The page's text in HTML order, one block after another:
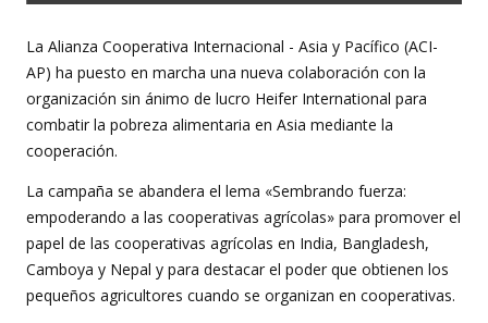
La Alianza Cooperativa Internacional - Asia y Pacífico (ACI-
AP) ha puesto en marcha una nueva colaboración con la
organización sin ánimo de lucro Heifer International para
combatir la pobreza alimentaria en Asia mediante la
cooperación.
La campaña se abandera el lema «Sembrando fuerza:
empoderando a las cooperativas agrícolas» para promover el
papel de las cooperativas agrícolas en India, Bangladesh,
Camboya y Nepal y para destacar el poder que obtienen los
pequeños agricultores cuando se organizan en cooperativas.